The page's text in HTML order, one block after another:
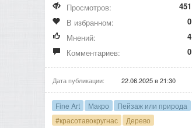
Просмотров:
451
В избранном:
0
Мнений:
4
Комментариев:
0
Дата публикации: 22.06.2025 в 21:30
Fine Art Макро
Пейзаж или природа
#красотавокругнас
Дерево